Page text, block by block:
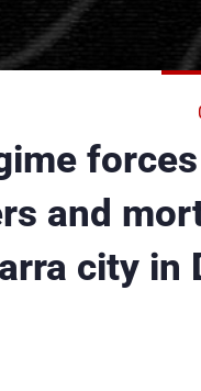
and
city in